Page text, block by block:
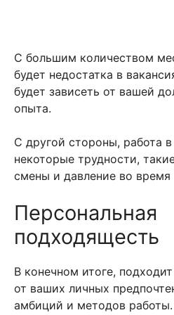
С большим количеством
будет недостатка в
будет зависеть от вашей
опыта.
С другой стороны, работа
некоторые трудности,
смены и давление во время
Персональная
подходящесть
В конечном итоге,
от ваших личных
амбиций и методов работы.